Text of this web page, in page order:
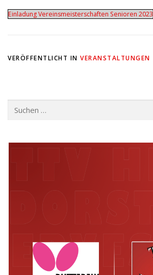
Einladung Vereinsmeisterschaften Senioren 2023
VERÖFFENTLICHT IN VERANSTALTUNGEN
nach: